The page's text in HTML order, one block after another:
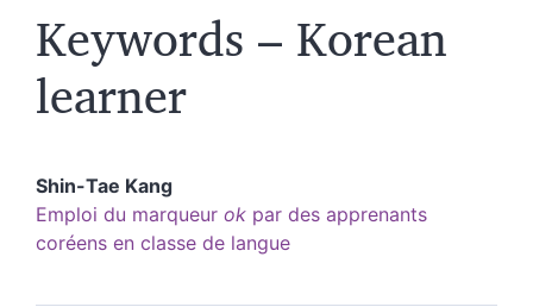
Keywords – Korean
learner
Shin-Tae Kang
Emploi du marqueur ok par des apprenants
coréens en classe de langue